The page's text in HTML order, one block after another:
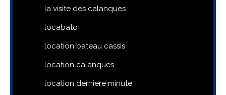
la visite des calanques
locabato
location bateau cassis
location calanques
location derniere minute